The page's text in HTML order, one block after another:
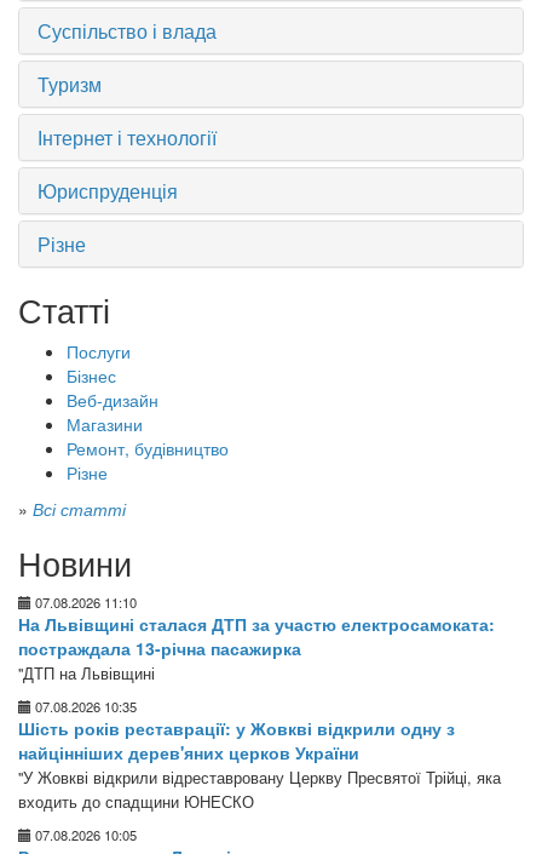
Суспільство і влада
Туризм
Інтернет і технології
Юриспруденція
Різне
Статті
Послуги
Бізнес
Веб-дизайн
Магазини
Ремонт, будівництво
Різне
» Всі статті
Новини
07.08.2026 11:10
На Львівщині сталася ДТП за участю електросамоката:
постраждала 13-річна пасажирка
"ДТП на Львівщині
07.08.2026 10:35
Шість років реставрації: у Жовкві відкрили одну з
найцінніших дерев'яних церков України
"У Жовкві відкрили відреставровану Церкву Пресвятої Трійці, яка
входить до спадщини ЮНЕСКО
07.08.2026 10:05